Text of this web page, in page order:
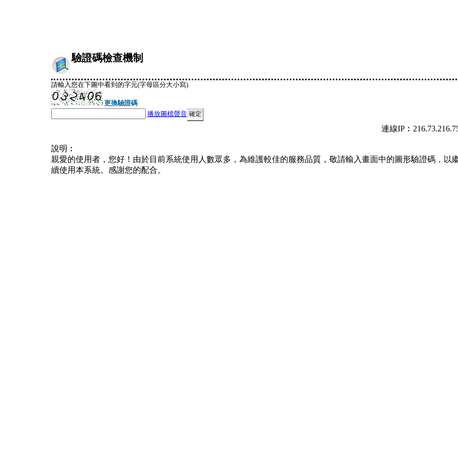
驗證碼檢查機制
請輸入您在下圖中看到的字元(字母區分大小寫)
更換驗證碼
播放圖檔聲音
連線
說明︰
親愛的使用者，您好！由於目前系統使用人數眾多，為維護較佳的服務品質，敬請輸入畫面中的圖形驗證碼，以
續使用本系統。感謝您的配合。